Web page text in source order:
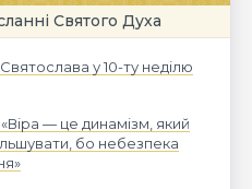
Святого Духа
у 10-ту неділю
— це динамізм, який
бо небезпека